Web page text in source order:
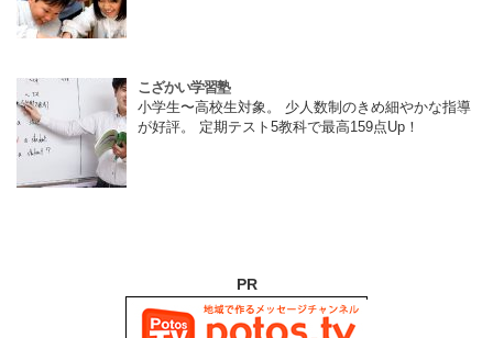
こざかい学習塾
小学生〜高校生対象。 少人数制のきめ細やかな指導
が好評。 定期テスト5教科で最高159点Up！
PR